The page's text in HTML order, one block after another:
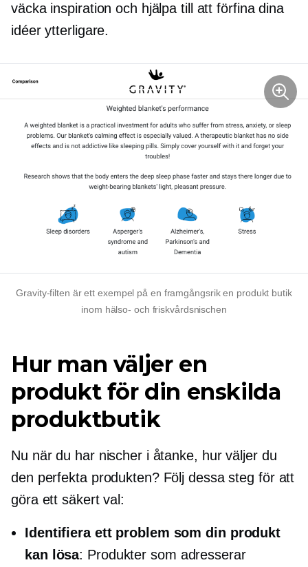
väcka inspiration och hjälpa till att förfina dina
idéer ytterligare.
Gravity-filten är ett exempel på en framgångsriken produkt butik
inom hälso- och friskvårdsnischen
Hur man väljer en
produkt för din enskilda
produktbutik
Nu när du har nischer i åtanke, hur väljer du
den perfekta produkten? Följ dessa steg för att
göra ett säkert val:
Identifiera ett problem som din produkt
kan lösa: Produkter som adresserar